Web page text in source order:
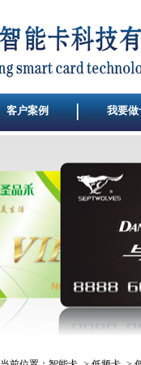
客户案例 我要做